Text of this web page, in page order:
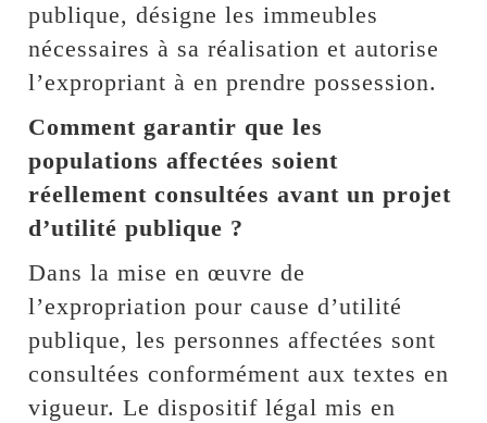
publique, désigne les immeubles
nécessaires à sa réalisation et autorise
l’expropriant à en prendre possession.
Comment garantir que les
populations affectées soient
réellement consultées avant un projet
d’utilité publique ?
Dans la mise en œuvre de
l’expropriation pour cause d’utilité
publique, les personnes affectées sont
consultées conformément aux textes en
vigueur. Le dispositif légal mis en